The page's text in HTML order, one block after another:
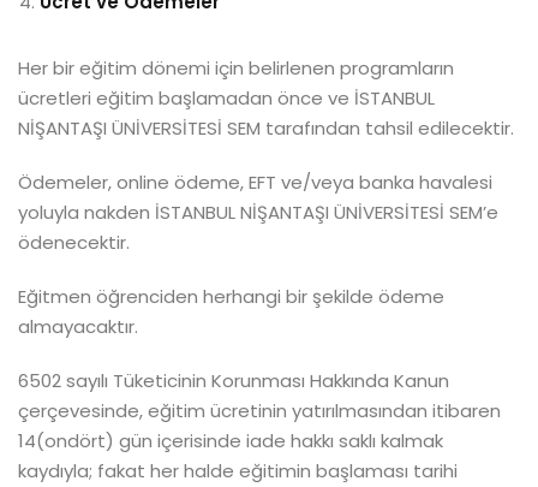
Her bir eğitim dönemi için belirlenen programların
ücretleri eğitim başlamadan önce ve İSTANBUL
NİŞANTAŞI ÜNİVERSİTESİ SEM tarafından tahsil edilecektir.
Ödemeler, online ödeme, EFT ve/veya banka havalesi
yoluyla nakden İSTANBUL NİŞANTAŞI ÜNİVERSİTESİ SEM’e
ödenecektir.
Eğitmen öğrenciden herhangi bir şekilde ödeme
almayacaktır.
6502 sayılı Tüketicinin Korunması Hakkında Kanun
çerçevesinde, eğitim ücretinin yatırılmasından itibaren
14(ondört) gün içerisinde iade hakkı saklı kalmak
kaydıyla; fakat her halde eğitimin başlaması tarihi